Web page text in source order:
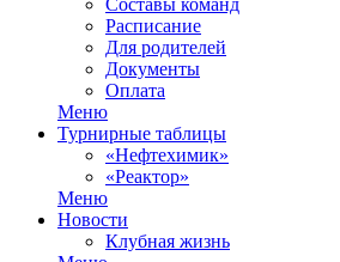
Составы команд
Расписание
Для родителей
Документы
Оплата
Меню
Турнирные таблицы
«Нефтехимик»
«Реактор»
Меню
Новости
Клубная жизнь